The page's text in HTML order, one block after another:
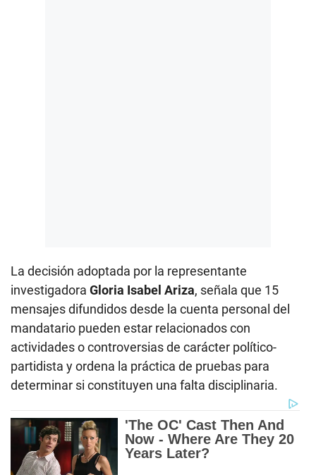
La decisión adoptada por la representante
investigadora Gloria Isabel Ariza, señala que 15
mensajes difundidos desde la cuenta personal del
mandatario pueden estar relacionados con
actividades o controversias de carácter político-
partidista y ordena la práctica de pruebas para
determinar si constituyen una falta disciplinaria.